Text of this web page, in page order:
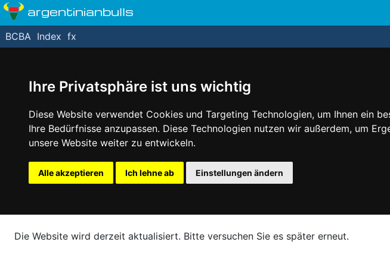
Ihre Privatsphäre ist uns wichtig
Diese Website verwendet Cookies und Targeting Technologien, um Ihnen ein
Ihre Bedürfnisse anzupassen. Diese Technologien nutzen wir außerdem, um
unsere Website weiter zu entwickeln.
Alle akzeptieren Ich lehne ab Einstellungen ändern
argentinianbulls
BCBA Index fx
Die Website wird derzeit aktualisiert. Bitte versuchen Sie es später erneut.